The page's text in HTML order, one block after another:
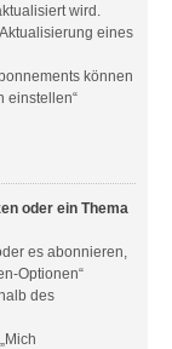
wird.
eines
können
einstellen“
oder ein Thema
es abonnieren,
Optionen“
des